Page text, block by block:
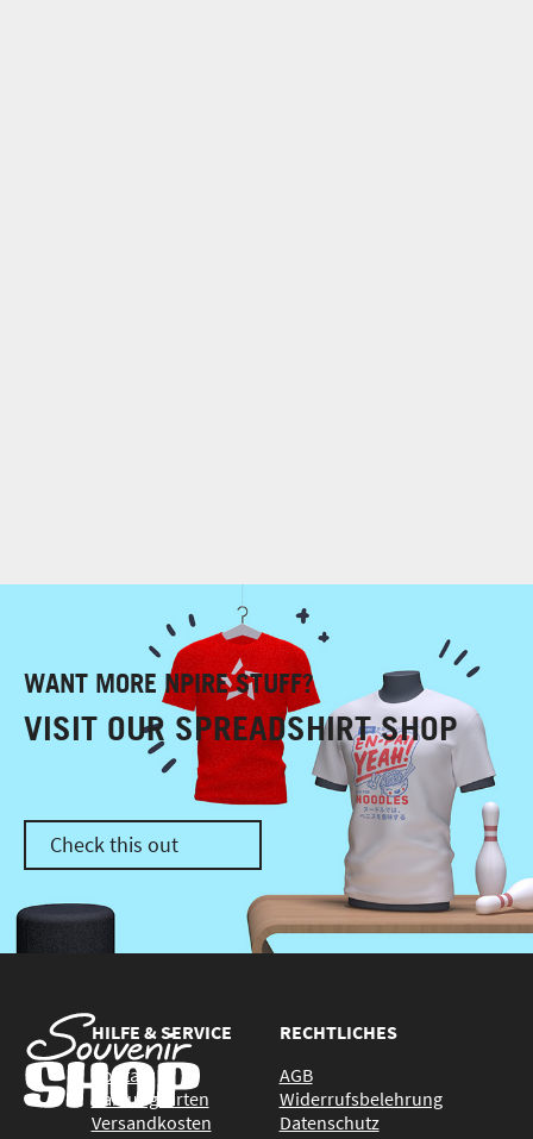
WANT MORE NPIRE STUFF?
VISIT OUR SPREADSHIRT SHOP
Check this out
HILFE & SERVICE
Kontakt
Zahlungsarten
Versandkosten
RECHTLICHES
AGB
Widerrufsbelehrung
Datenschutz